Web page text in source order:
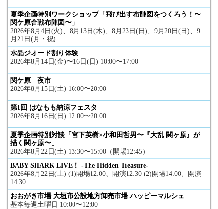
夏季企画特別ワークショップ「飛び出す布陣図をつくろう！〜
関ケ原合戦布陣図〜」
2026年8月4日(火)、8月13日(木)、8月23日(日)、9月20日(日)、9
月21日(月・祝)
水晶ジオード割り体験
2026年8月14日(金)〜16日(日) 10:00〜17:00
関ケ原 夜市
2026年8月15日(土) 16:00〜20:00
第1回 はなもも納涼フェスタ
2026年8月16日(日) 12:00〜20:00
夏季企画特別対談「宮下英樹×小和田哲男〜『大乱 関ヶ原』が
描く関ヶ原〜」
2026年8月22日(土) 13:30〜15:00（開場12:45）
BABY SHARK LIVE！ -The Hidden Treasure-
2026年8月22日(土) (1)開場12:00、開演12:30 (2)開場14:00、開演
14:30
おおがき市場 大垣市公設地方卸売市場 ハッピーマルシェ
基本毎週土曜日 10:00〜12:00